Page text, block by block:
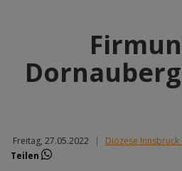
Freitag, 27.05.2022 | Diözese Innsbruck
Teilen